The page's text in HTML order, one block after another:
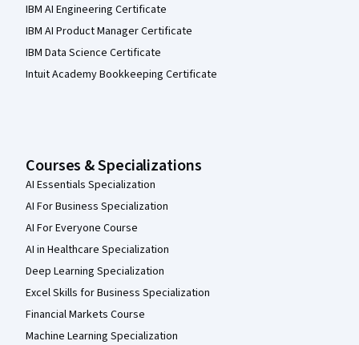
IBM AI Engineering Certificate
IBM AI Product Manager Certificate
IBM Data Science Certificate
Intuit Academy Bookkeeping Certificate
Courses & Specializations
AI Essentials Specialization
AI For Business Specialization
AI For Everyone Course
AI in Healthcare Specialization
Deep Learning Specialization
Excel Skills for Business Specialization
Financial Markets Course
Machine Learning Specialization